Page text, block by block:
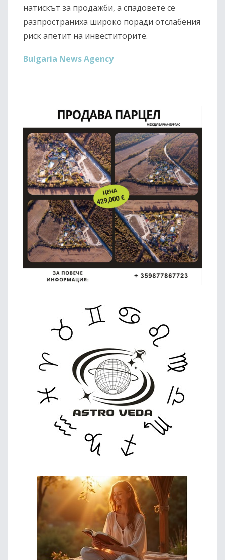
натискът за продажби, а спадовете се
разпространиха широко поради отслабения
риск апетит на инвеститорите.
Bulgaria News Agency